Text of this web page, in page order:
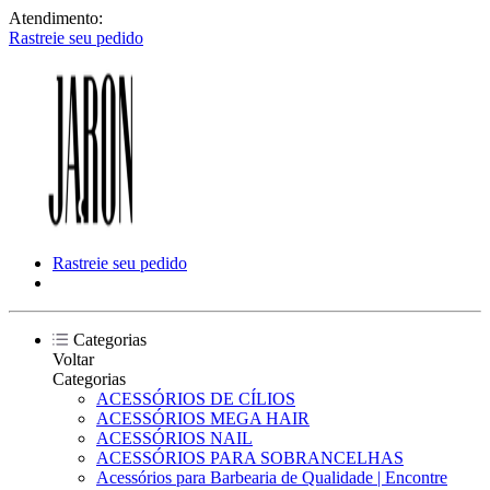
Atendimento:
Rastreie seu pedido
Rastreie seu pedido
Categorias
Voltar
Categorias
ACESSÓRIOS DE CÍLIOS
ACESSÓRIOS MEGA HAIR
ACESSÓRIOS NAIL
ACESSÓRIOS PARA SOBRANCELHAS
Acessórios para Barbearia de Qualidade | Encontre